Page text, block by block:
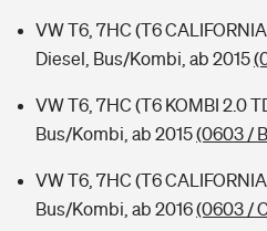
VW T6, 7HC (T6
Diesel, Bus/Kombi, ab 2015
VW T6, 7HC (T6 KOMBI 2.0
Bus/Kombi, ab 2015(0603 /
VW T6, 7HC (T6
Bus/Kombi, ab 2016(0603 /